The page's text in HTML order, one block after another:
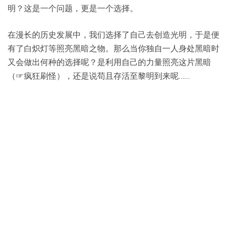
明？这是一个问题，更是一个选择。
在漫长的历史发展中，我们选择了自己去创造光明，于是便
有了白炽灯等照亮黑暗之物。那么当你独自一人身处黑暗时
又会做出何种的选择呢？是利用自己的力量照亮这片黑暗
（☞疯狂刷怪），还是说苟且存活至黎明到来呢……